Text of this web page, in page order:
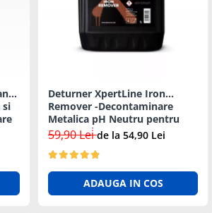
si
Deturner XpertLine Iron
Remover -Decontaminare
Metalica pH Neutru pentru
Vopsea si Jante - 5L
59,90 Leide la 54,90 Lei
ADAUGA IN COS